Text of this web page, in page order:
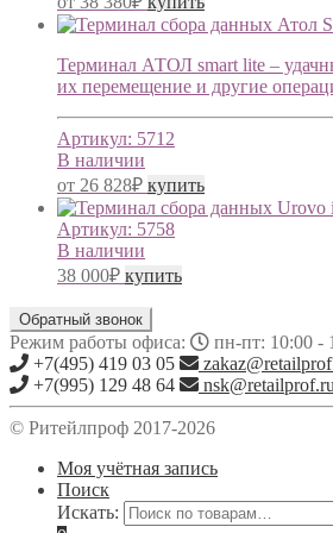
Терминал АТОЛ smart lite –
их перемещение и другие
Артикул: 5712
В наличии
от 26 828₽ купить
Артикул: 5758
В наличии
38 000₽ купить
Обратный звонок
Режим работы офиса: пн-пт: 10:00 -
+7(495) 419 03 05
+7(995) 129 48 64
nsk@retailprof.ru
© Ритейлпроф 2017-2026
Моя учётная запись
Поиск
Искать: